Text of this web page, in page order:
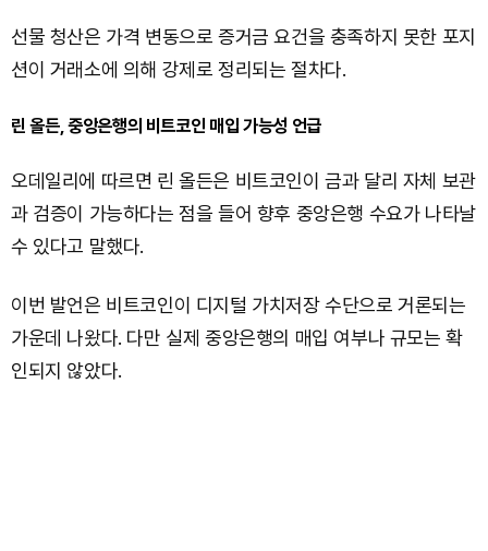
선물 청산은 가격 변동으로 증거금 요건을 충족하지 못한 포지
션이 거래소에 의해 강제로 정리되는 절차다.
린 올든, 중앙은행의 비트코인 매입 가능성 언급
오데일리에 따르면 린 올든은 비트코인이 금과 달리 자체 보관
과 검증이 가능하다는 점을 들어 향후 중앙은행 수요가 나타날
수 있다고 말했다.
이번 발언은 비트코인이 디지털 가치저장 수단으로 거론되는
가운데 나왔다. 다만 실제 중앙은행의 매입 여부나 규모는 확
인되지 않았다.